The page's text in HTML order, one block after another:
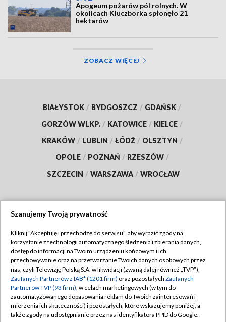
Apogeum pożarów pól rolnych. W
okolicach Kluczborka spłonęło 21
hektarów
ZOBACZ WIĘCEJ
BIAŁYSTOK / BYDGOSZCZ / GDAŃSK /
GORZÓW WLKP. / KATOWICE / KIELCE /
KRAKÓW / LUBLIN / ŁÓDŹ / OLSZTYN /
OPOLE / POZNAŃ / RZESZÓW /
SZCZECIN / WARSZAWA / WROCŁAW
TVP
Abonament TVP
Emisja w TVP
Centrum informacji TVP
Naziemna Telewizja Cyfrowa
Regulamin TVP
Polityka prywatności
Moje zgody
Pomoc
Szanujemy Twoją prywatność
Kliknij "Akceptuję i przechodzę do serwisu", aby wyrazić zgody na
korzystanie z technologii automatycznego śledzenia i zbierania danych,
dostęp do informacji na Twoim urządzeniu końcowym i ich
przechowywanie oraz na przetwarzanie Twoich danych osobowych przez
nas, czyli Telewizję Polską S.A. w likwidacji (zwaną dalej również „TVP”),
Zaufanych Partnerów z IAB* (1201 firm) oraz pozostałych Zaufanych
Partnerów TVP (93 firm), w celach marketingowych (w tym do
zautomatyzowanego dopasowania reklam do Twoich zainteresowań i
mierzenia ich skuteczności) i pozostałych, które wskazujemy poniżej, a
także zgody na udostępnianie przez nas identyfikatora PPID do Google.